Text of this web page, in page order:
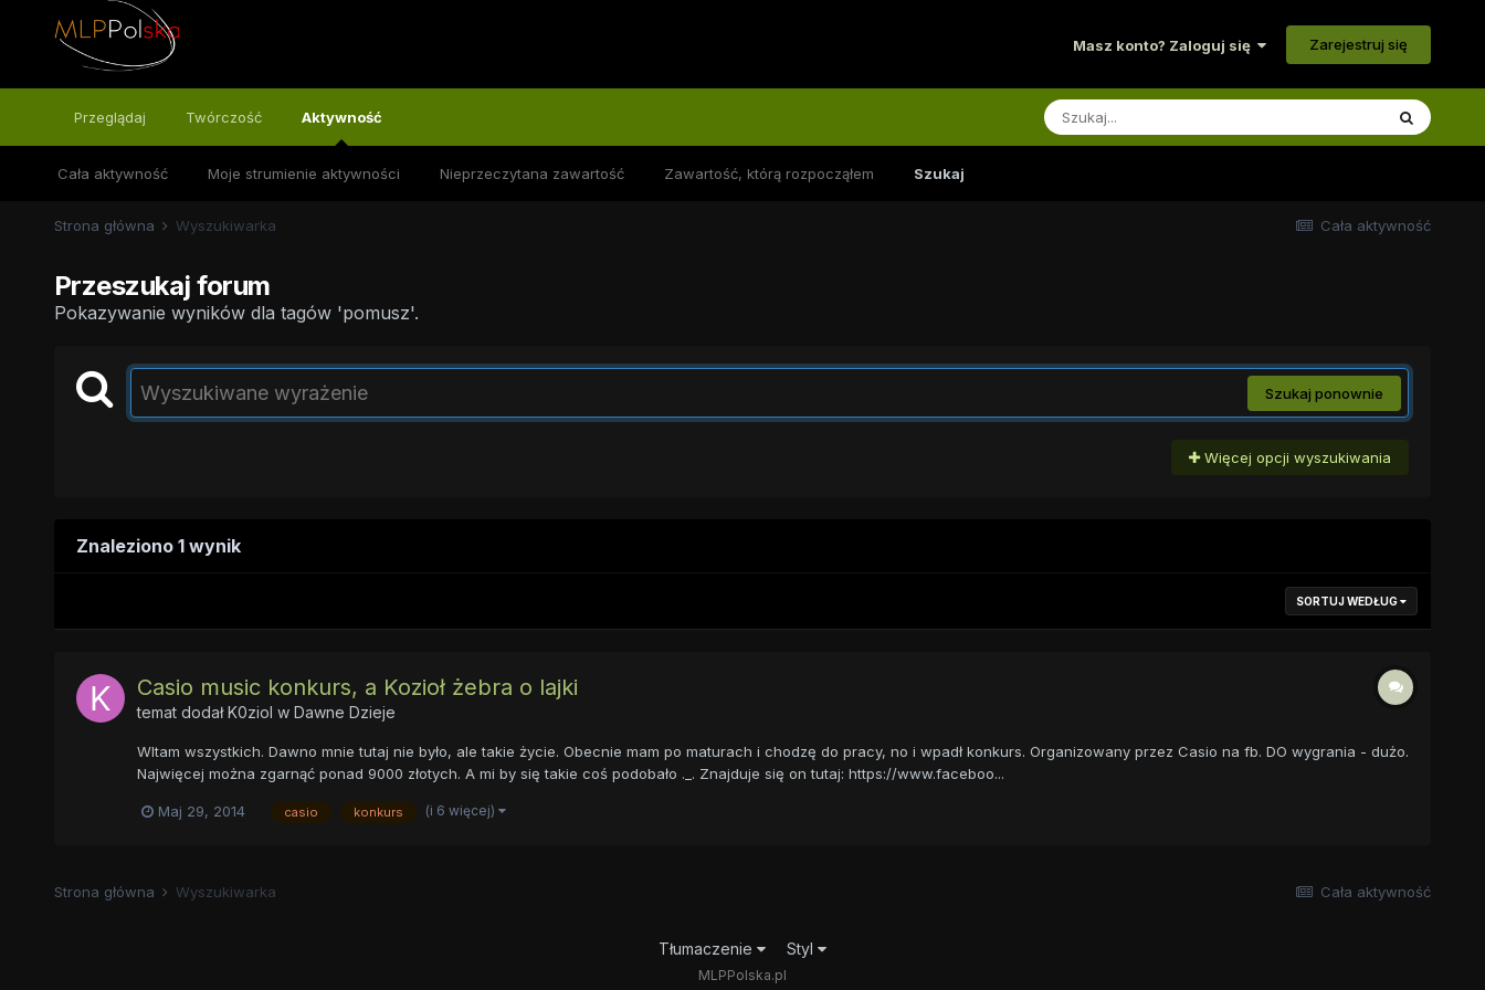
Masz konto? Zaloguj się Zarejestruj się
Przeglądaj Twórczość Aktywność
Cała aktywność Moje strumienie aktywności Nieprzeczytana zawartość Zawartość, którą rozpocząłem Szukaj
Cała aktywność
Strona główna Wyszukiwarka
Przeszukaj forum
Pokazywanie wyników dla tagów 'pomusz'.
Szukaj ponownie
Więcej opcji wyszukiwania
Znaleziono 1 wynik
SORTUJ WEDŁUG
Casio music konkurs, a Kozioł żebra o lajki
temat dodałK0ziol w Dawne Dzieje
WItam wszystkich. Dawno mnie tutaj nie było, ale takie życie. Obecnie mam po maturach i chodzę do pracy, no i wpadł konkurs. Organizowany przez Casio na fb. DO wygrania - dużo.
Najwięcej można zgarnąć ponad 9000 złotych. A mi by się takie coś podobało ._. Znajduje się on tutaj: https://www.faceboo...
Maj 29, 2014 casio konkurs (i 6 więcej)
Cała aktywność
Strona główna Wyszukiwarka
Tłumaczenie Styl
MLPPolska.pl